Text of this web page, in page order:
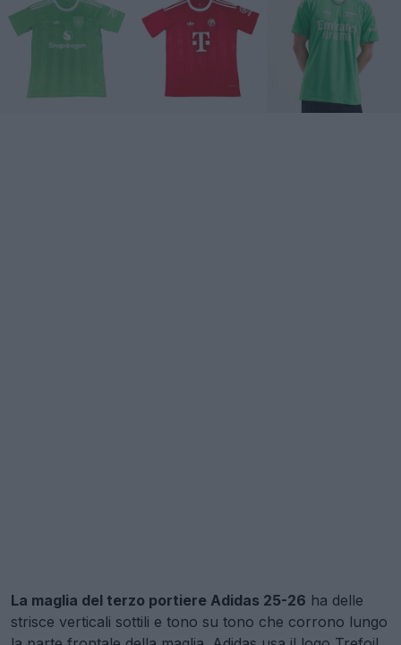
La maglia del terzo portiere Adidas 25-26 ha delle
strisce verticali sottili e tono su tono che corrono lungo